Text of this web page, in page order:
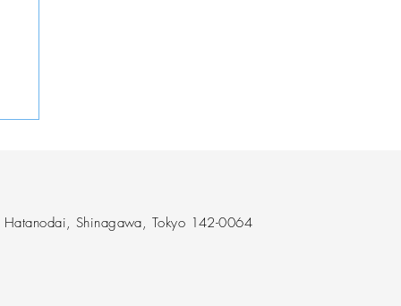
Hatanodai, Shinagawa, Tokyo 142-0064